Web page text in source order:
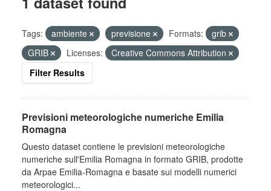
Tags: ambiente previsione Formats:
grib
GRIB
Licenses:
Creative Commons Attribution
Filter Results
Previsioni meteorologiche numeriche Emilia
Romagna
Questo dataset contiene le previsioni meteorologiche
numeriche sull'Emilia Romagna in formato GRIB, prodotte
da Arpae Emilia-Romagna e basate sui modelli numerici
meteorologici...